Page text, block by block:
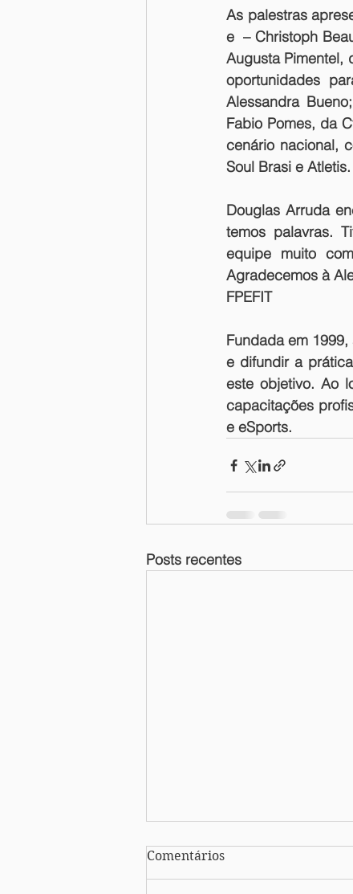
As palestras
e  – Christoph
Augusta Pimentel,
oportunidades
Alessandra
Fabio Pomes, da
cenário nacional,
Soul Brasi e Atletis.
Douglas Arruda
temos palavras.
equipe muito
Agradecemos à
FPEFIT
Fundada em
e difundir a
este objetivo. Ao
capacitações
e eSports.
Posts recentes
Comentários